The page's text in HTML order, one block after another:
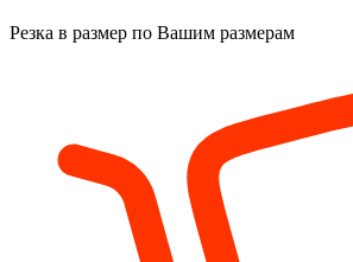
Резка в размер по Вашим размерам